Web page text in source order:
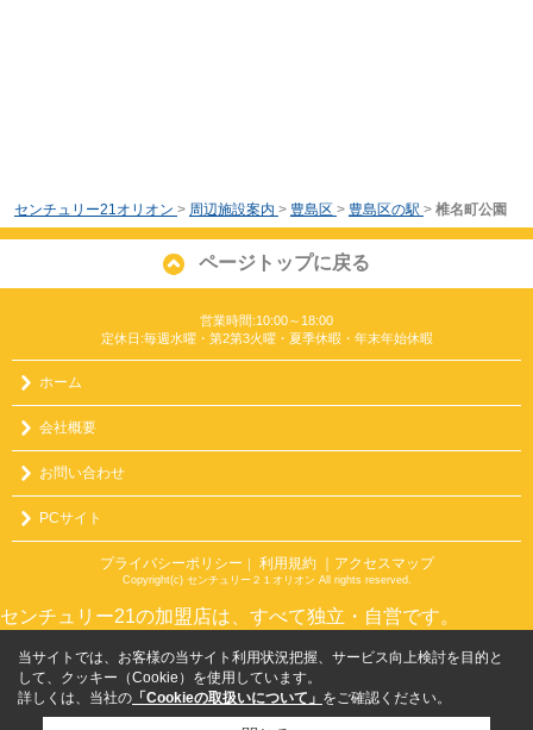
センチュリー21オリオン > 周辺施設案内 > 豊島区 > 豊島区の駅 > 椎名町公園
ページトップに戻る
営業時間:10:00～18:00
定休日:毎週水曜・第2第3火曜・夏季休暇・年末年始休暇
ホーム
会社概要
お問い合わせ
PCサイト
プライバシーポリシー ｜ 利用規約 ｜アクセスマップ
Copyright(c) センチュリー２１オリオン All rights reserved.
センチュリー21の加盟店は、すべて独立・自営です。
当サイトでは、お客様の当サイト利用状況把握、サービス向上検討を目的と
して、クッキー（Cookie）を使用しています。
詳しくは、当社の 「Cookieの取扱いについて」 をご確認ください。